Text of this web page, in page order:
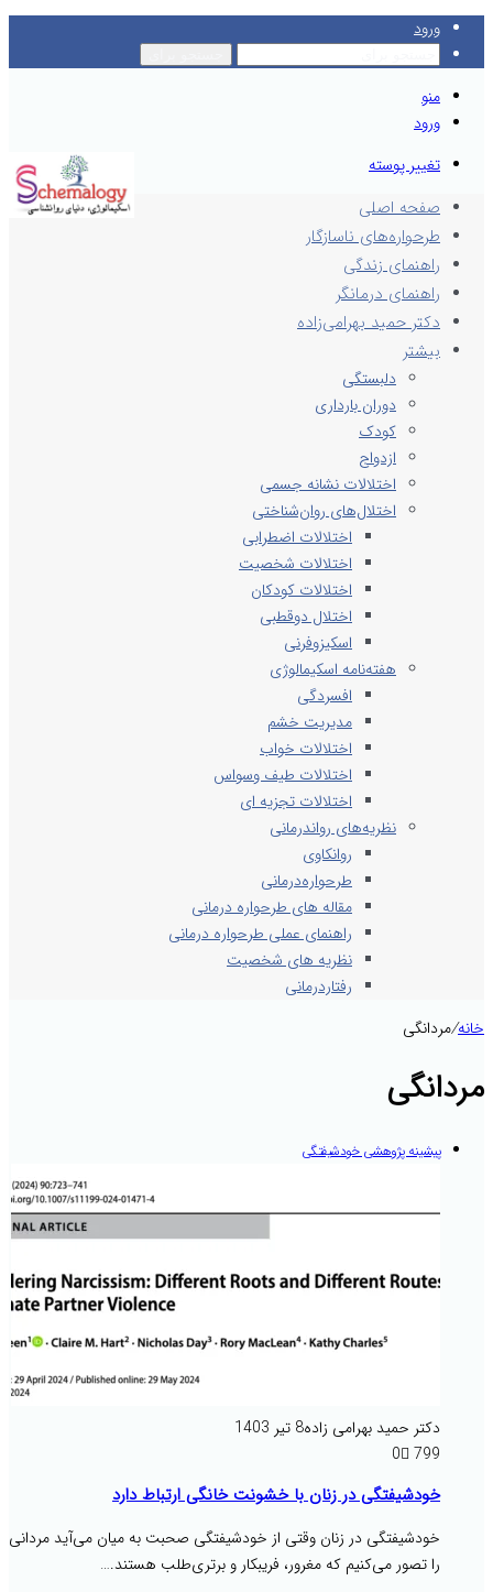
ورود
منو
ورود
تغییر پوسته
صفحه اصلی
طرحواره‌های ناسازگار
راهنمای زندگی
راهنمای درمانگر
دکتر حمید بهرامی‌زاده
بیشتر
دلبستگی
دوران بارداری
کودک
ازدواج
اختلالات نشانه جسمی
اختلال‌های روان‌شناختی
اختلالات اضطرابی
اختلالات شخصیت
اختلالات کودکان
اختلال دوقطبی
اسکیزوفرنی
هفته‌نامه اسکیمالوژی
افسردگی
مدیریت خشم
اختلالات خواب
اختلالات طیف وسواس
اختلالات تجزیه ای
نظریه‌های رواندرمانی
روانکاوی
طرحواره‌درمانی
مقاله های طرحواره درمانی
راهنمای عملی طرحواره درمانی
نظریه های شخصیت
رفتاردرمانی
خانه/مردانگی
مردانگی
پیشینه پژوهشی خودشیفتگی
دکتر حمید بهرامی زاده8 تیر 1403
0 799
خودشیفتگی در زنان با خشونت خانگی ارتباط دارد
خودشیفتگی در زنان وقتی از خودشیفتگی صحبت به میان می‌آید مردانی
را تصور می‌کنیم که مغرور، فریبکار و برتری‌طلب هستند.…